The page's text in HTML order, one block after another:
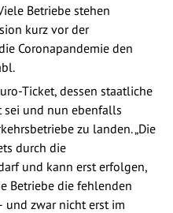
Betriebe stehen
kurz vor der
Coronapandemie den
Ticket, dessen staatliche
sei und nun ebenfalls
zu landen. „Die
durch die
und kann erst erfolgen,
Betriebe die fehlenden
und zwar nicht erst im